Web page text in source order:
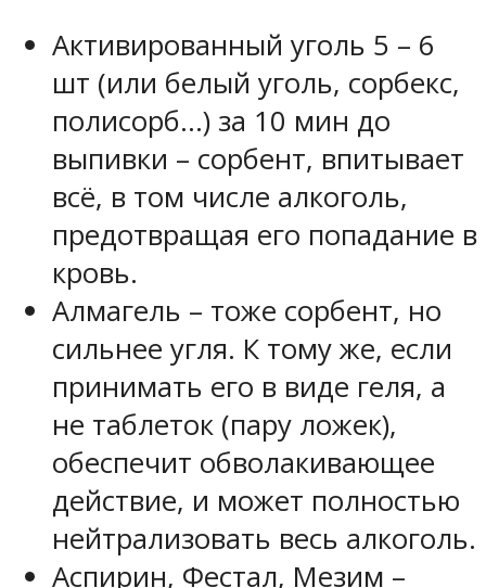
Активированный уголь 5 – 6
шт (или белый уголь, сорбекс,
полисорб…) за 10 мин до
выпивки – сорбент, впитывает
всё, в том числе алкоголь,
предотвращая его попадание в
кровь.
Алмагель – тоже сорбент, но
сильнее угля. К тому же, если
принимать его в виде геля, а
не таблеток (пару ложек),
обеспечит обволакивающее
действие, и может полностью
нейтрализовать весь алкоголь.
Аспирин, Фестал, Мезим –